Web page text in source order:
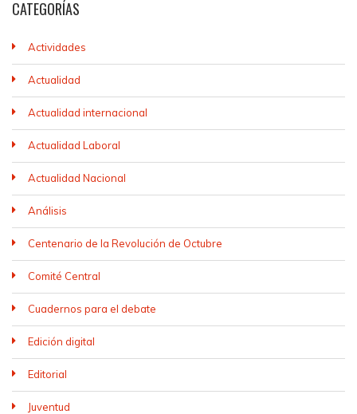
CATEGORÍAS
Actividades
Actualidad
Actualidad internacional
Actualidad Laboral
Actualidad Nacional
Análisis
Centenario de la Revolución de Octubre
Comité Central
Cuadernos para el debate
Edición digital
Editorial
Juventud